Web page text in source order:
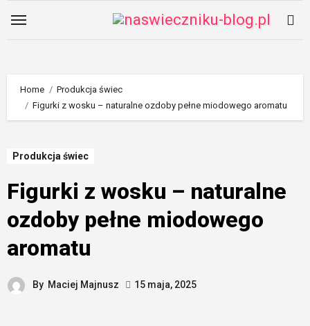
Home
Produkcja świec
Figurki z wosku – naturalne ozdoby pełne miodowego aromatu
Produkcja świec
Figurki z wosku – naturalne
ozdoby pełne miodowego
aromatu
By Maciej Majnusz 15 maja, 2025